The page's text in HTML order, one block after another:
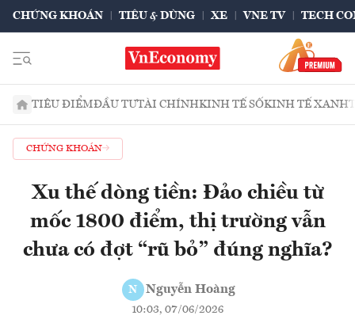
CHỨNG KHOÁN TIÊU & DÙNG XE VNE TV TECH
TIÊU ĐIỂMĐẦU TƯTÀI CHÍNHKINH TẾ SỐKINH TẾ XANH
CHỨNG KHOÁN
Xu thế dòng tiền: Đảo chiều từ
mốc 1800 điểm, thị trường vẫn
chưa có đợt “rũ bỏ” đúng nghĩa?
N Nguyễn Hoàng
10:03, 07/06/2026